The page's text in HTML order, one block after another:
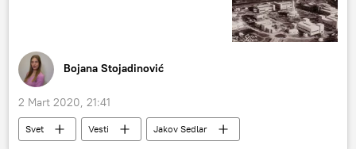
Bojana Stojadinović
2 Mart 2020, 21:41
Svet Vesti
Jakov Sedlar